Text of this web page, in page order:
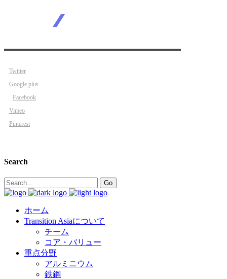
Twitter
Google plus
Facebook
Vimeo
Pinterest
Search
Search
for:
Go
ホーム
Transition Asiaについて
チーム
コア・バリュー
重点分野
アルミニウム
鉄鋼